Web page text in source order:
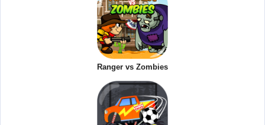
Ranger vs Zombies